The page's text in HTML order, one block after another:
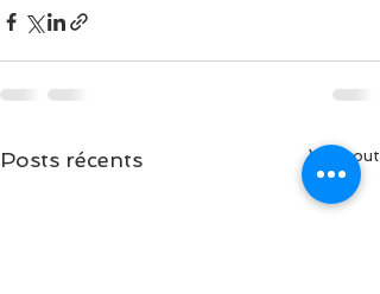
Posts récents Voir tout